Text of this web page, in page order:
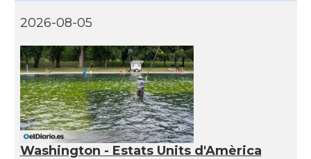
2026-08-05
Washington - Estats Units d'Amèrica